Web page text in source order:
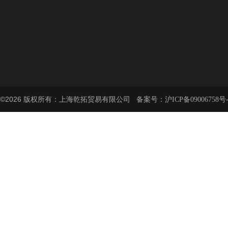
©2026 版权所有：上海乾拓贸易有限公司 备案号： 沪ICP备09006758号